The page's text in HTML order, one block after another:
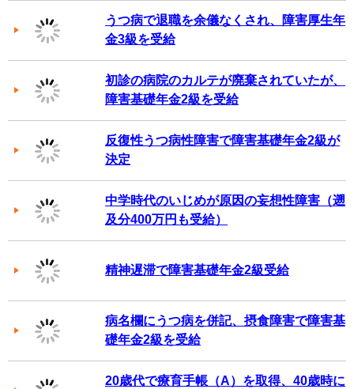
うつ病で退職を余儀なくされ、障害厚生年
金3級を受給
初診の病院のカルテが廃棄されていたが、
障害基礎年金2級を受給
反復性うつ病性障害で障害基礎年金2級が
決定
中学時代のいじめが原因の妄想性障害（遡
及分400万円も受給）
精神遅滞で障害基礎年金2級受給
病名欄にうつ病を併記、摂食障害で障害基
礎年金2級を受給
20歳代で療育手帳（A）を取得、40歳時に